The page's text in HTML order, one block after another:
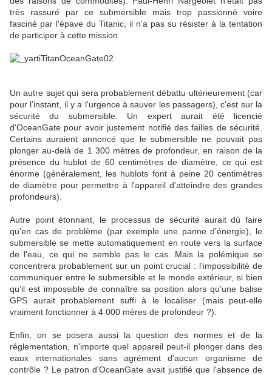
très rassuré par ce submersible mais trop passionné voire
fasciné par l'épave du Titanic, il n'a pas su résister à la tentation
de participer à cette mission.
Un autre sujet qui sera probablement débattu ultérieurement (car
pour l'instant, il y a l'urgence à sauver les passagers), c'est sur la
sécurité du submersible. Un expert aurait été licencié
d'OceanGate pour avoir justement notifié des failles de sécurité.
Certains auraient annoncé que le submersible ne pouvait pas
plonger au-delà de 1 300 mètres de profondeur, en raison de la
présence du hublot de 60 centimètres de diamètre, ce qui est
énorme (généralement, les hublots font à peine 20 centimètres
de diamètre pour permettre à l'appareil d'atteindre des grandes
profondeurs).
Autre point étonnant, le processus de sécurité aurait dû faire
qu'en cas de problème (par exemple une panne d'énergie), le
submersible se mette automatiquement en route vers la surface
de l'eau, ce qui ne semble pas le cas. Mais la polémique se
concentrera probablement sur un point crucial : l'impossibilité de
communiquer entre le submersible et le monde extérieur, si bien
qu'il est impossible de connaître sa position alors qu'une balise
GPS aurait probablement suffi à le localiser (mais peut-elle
vraiment fonctionner à 4 000 mères de profondeur ?).
Enfin, on se posera aussi la question des normes et de la
réglementation, n'importe quel appareil peut-il plonger dans des
eaux internationales sans agrément d'aucun organisme de
contrôle ? Le patron d'OceanGate avait justifié que l'absence de